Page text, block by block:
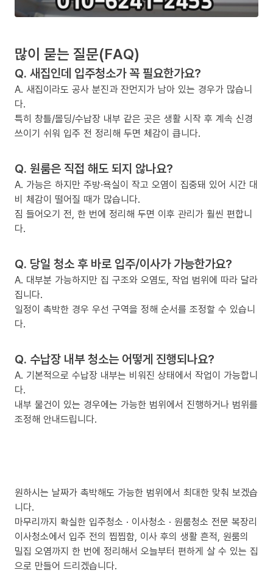
많이 묻는 질문(FAQ)
Q. 새집인데 입주청소가 꼭 필요한가요?
A. 새집이라도 공사 분진과 잔먼지가 남아 있는 경우가 많습니
다.
특히 창틀/몰딩/수납장 내부 같은 곳은 생활 시작 후 계속 신경
쓰이기 쉬워 입주 전 정리해 두면 체감이 큽니다.
Q. 원룸은 직접 해도 되지 않나요?
A. 가능은 하지만 주방·욕실이 작고 오염이 집중돼 있어 시간 대
비 체감이 떨어질 때가 많습니다.
짐 들어오기 전, 한 번에 정리해 두면 이후 관리가 훨씬 편합니
다.
Q. 당일 청소 후 바로 입주/이사가 가능한가요?
A. 대부분 가능하지만 집 구조와 오염도, 작업 범위에 따라 달라
집니다.
일정이 촉박한 경우 우선 구역을 정해 순서를 조정할 수 있습니
다.
Q. 수납장 내부 청소는 어떻게 진행되나요?
A. 기본적으로 수납장 내부는 비워진 상태에서 작업이 가능합니
다.
내부 물건이 있는 경우에는 가능한 범위에서 진행하거나 범위를
조정해 안내드립니다.
원하시는 날짜가 촉박해도 가능한 범위에서 최대한 맞춰 보겠습
니다.
마무리까지 확실한 입주청소 · 이사청소 · 원룸청소 전문 복장리
이사청소에서 입주 전의 찝찝함, 이사 후의 생활 흔적, 원룸의
밀집 오염까지 한 번에 정리해서 오늘부터 편하게 살 수 있는 집
으로 만들어 드리겠습니다.